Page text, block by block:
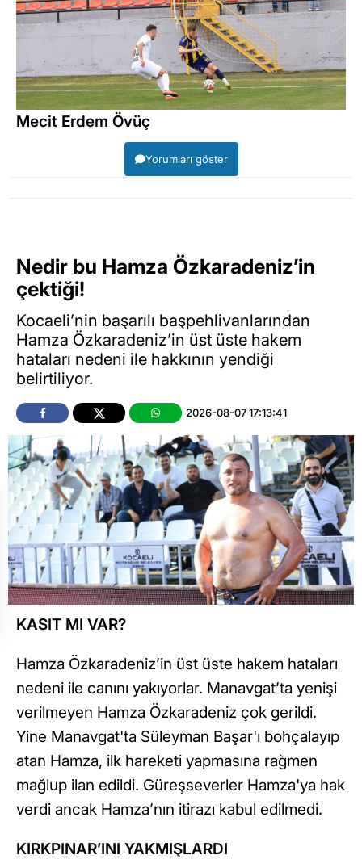
Mecit Erdem Övüç
Yorumları göster
Nedir bu Hamza Özkaradeniz’in
çektiği!
Kocaeli’nin başarılı başpehlivanlarından
Hamza Özkaradeniz’in üst üste hakem
hataları nedeni ile hakkının yendiği
belirtiliyor.
2026-08-07 17:13:41
KASIT MI VAR?
Hamza Özkaradeniz’in üst üste hakem hataları
nedeni ile canını yakıyorlar. Manavgat’ta yenişi
verilmeyen Hamza Özkaradeniz çok gerildi.
Yine Manavgat'ta Süleyman Başar'ı bohçalayıp
atan Hamza, ilk hareketi yapmasına rağmen
mağlup ilan edildi. Güreşseverler Hamza'ya hak
verdi ancak Hamza’nın itirazı kabul edilmedi.
KIRKPINAR’INI YAKMIŞLARDI